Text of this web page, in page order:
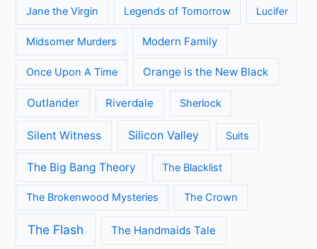
Jane the Virgin Legends of Tomorrow Lucifer
Midsomer Murders Modern Family
Once Upon A Time Orange is the New Black
Outlander Riverdale Sherlock
Silent Witness Silicon Valley Suits
The Big Bang Theory The Blacklist
The Brokenwood Mysteries The Crown
The Flash The Handmaids Tale